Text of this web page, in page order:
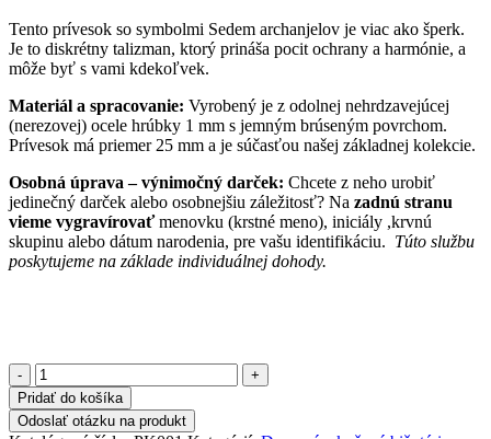
Tento prívesok so symbolmi Sedem archanjelov je viac ako šperk.
Je to diskrétny talizman, ktorý prináša pocit ochrany a harmónie, a
môže byť s vami kdekoľvek.
Materiál a spracovanie: Vyrobený je z odolnej nehrdzavejúcej
(nerezovej) ocele hrúbky 1 mm s jemným brúseným povrchom.
Prívesok má priemer 25 mm a je súčasťou našej základnej kolekcie.
Osobná úprava – výnimočný darček: Chcete z neho urobiť
jedinečný darček alebo osobnejšiu záležitosť? Na zadnú stranu
vieme vygravírovaťmenovku (krstné meno), iniciály ,krvnú
skupinu alebo dátum narodenia, pre vašu identifikáciu. Túto službu
poskytujeme na základe individuálnej dohody.
množstvo
Ochranný
prívesok
-
Pridať do košíka
Odoslať otázku na produkt